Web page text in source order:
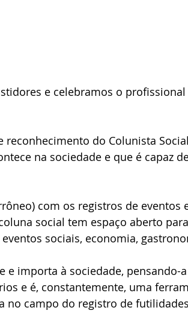
e celebramos o profissional
do Colunista
na sociedade e que é capaz
com os registros de eventos
social tem espaço aberto
sociais, economia,
e importa à sociedade, pensando-
e é, constantemente, uma
no campo do registro de